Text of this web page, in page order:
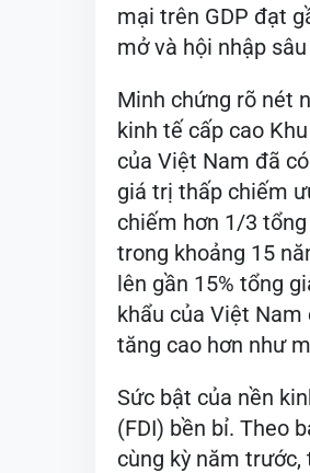
mại trên GDP đạt
mở và hội nhập
Minh chứng rõ nét
kinh tế cấp cao
của Việt Nam đã
giá trị thấp chiếm
chiếm hơn 1/3
trong khoảng 15
lên gần 15% tổng
khẩu của Việt
tăng cao hơn như
Sức bật của nền
(FDI) bền bỉ. Theo
cùng kỳ năm